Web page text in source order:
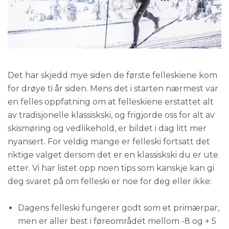
Det har skjedd mye siden de første felleskiene kom
for drøye ti år siden. Mens det i starten nærmest var
en felles oppfatning om at felleskiene erstattet alt
av tradisjonelle klassiskski, og frigjorde oss for alt av
skismøring og vedlikehold, er bildet i dag litt mer
nyansert. For veldig mange er felleski fortsatt det
riktige valget dersom det er en klassiskski du er ute
etter. Vi har listet opp noen tips som kanskje kan gi
deg svaret på om felleski er noe for deg eller ikke:
Dagens felleski fungerer godt som et primærpar,
men er aller best i føreområdet mellom -8 og + 5